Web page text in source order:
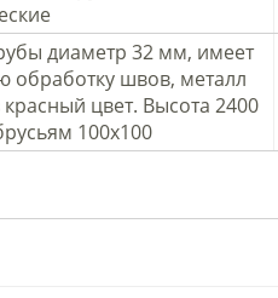
диаметр 32 мм, имеет
обработку швов, металл
цвет. Высота 2400
100х100